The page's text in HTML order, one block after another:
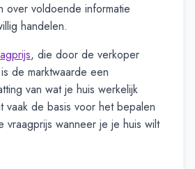
over voldoende informatie
handelen.
, die door de verkoper
de marktwaarde een
van wat je huis werkelijk
vaak de basis voor het bepalen
vraagprijs wanneer je je huis wilt